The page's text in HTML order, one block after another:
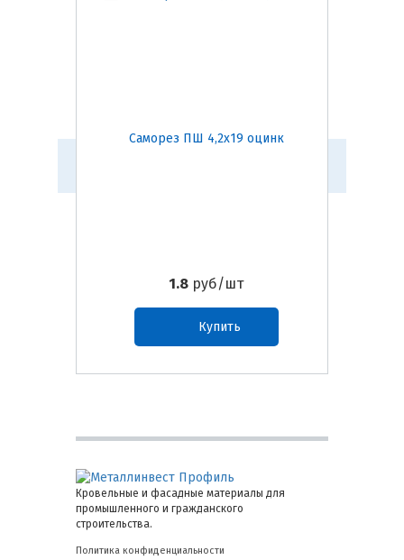
Саморез ПШ 4,2х19 оцинк
1.8 руб/шт
Купить
Кровельные и фасадные материалы для
промышленного и гражданского
строительства.
Политика конфиденциальности